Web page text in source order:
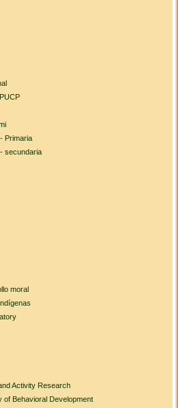
Primaria
secundaria
moral
Activity Research
of Behavioral Development